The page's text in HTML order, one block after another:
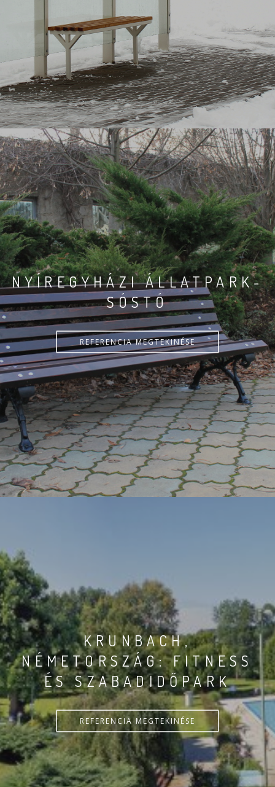
NYÍREGYHÁZI ÁLLATPARK-
SÓSTÓ
REFERENCIA MEGTEKINÉSE
KRUNBACH,
NÉMETORSZÁG: FITNESS
ÉS SZABADIDŐPARK
REFERENCIA MEGTEKINÉSE